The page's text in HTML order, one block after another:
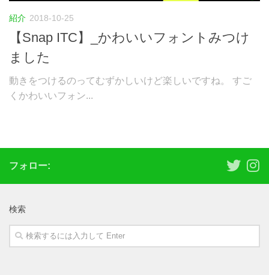
紹介 2018-10-25
【Snap ITC】_かわいいフォントみつけ
ました
動きをつけるのってむずかしいけど楽しいですね。 すご
くかわいいフォン...
フォロー:
検索